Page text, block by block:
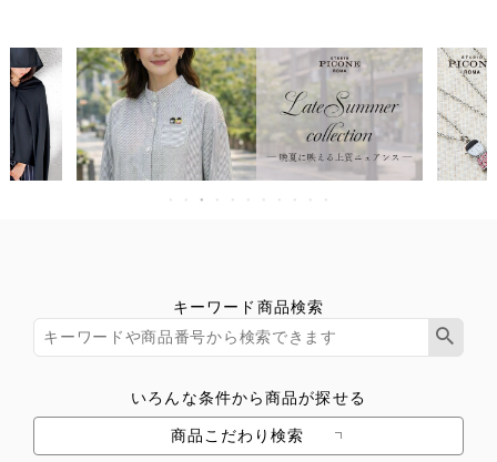
キーワード商品検索
いろんな条件から商品が探せる
商品こだわり検索